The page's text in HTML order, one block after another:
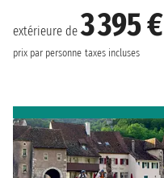
extérieure de3 395 €
prix par personne taxes incluses